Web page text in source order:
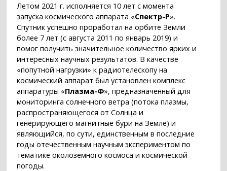
Летом 2021 г. исполняется 10 лет с момента
запуска космического аппарата «Спектр-Р».
Спутник успешно проработал на орбите Земли
более 7 лет (с августа 2011 по январь 2019) и
помог получить значительное количество ярких и
интересных научных результатов. В качестве
«попутной нагрузки» к радиотелескопу на
космический аппарат был установлен комплекс
аппаратуры «Плазма-Ф», предназначенный для
мониторинга солнечного ветра (потока плазмы,
распространяющегося от Солнца и
генерирующего магнитные бури на Земле) и
являющийся, по сути, единственным в последние
годы отечественным научным экспериментом по
тематике околоземного космоса и космической
погоды.